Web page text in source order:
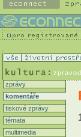
zprávy
komentáře
tiskové zprávy
témata
multimedia